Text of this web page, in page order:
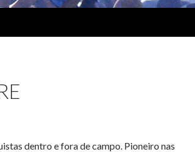
dentro e fora de campo. Pioneiro nas